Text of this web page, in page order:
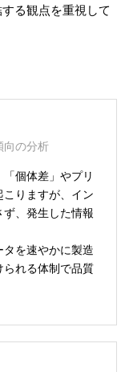
る観点を重視して
向の分析
個体差」やプリ
りますが、イン
、発生した情報
を速やかに製造
られる体制で品質